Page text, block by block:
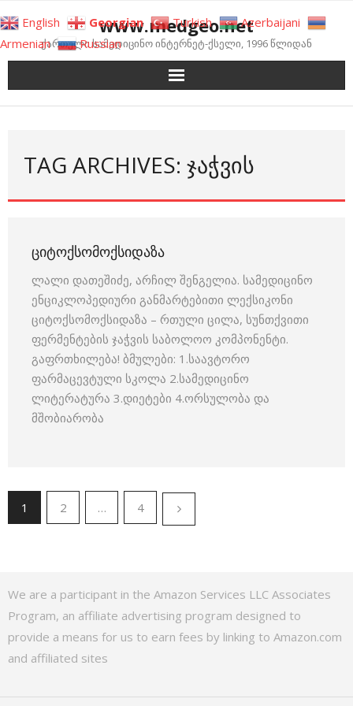
to
content
www.medgeo.net
ქართული სამედიცინო ინტერნეტ-ქსელი, 1996 წლიდან
TAG ARCHIVES: ᲯᲐᲭᲕᲘᲡ
ᲪᲘᲢᲝᲥᲡᲝᲛᲝᲥᲡᲘᲓᲐᲖᲐ
ლალი დათეშიძე, არჩილ შენგელია. სამედიცინო
ენციკლოპედიური განმარტებითი ლექსიკონი
ციტოქსომოქსიდაზა – რთული ცილა, სუნთქვითი
ფერმენტების ჯაჭვის საბოლოო კომპონენტი.
გაფრთხილება! ბმულები: 1.საავტორო
ფარმაცევტული სკოლა 2.სამედიცინო
ლიტერატურა 3.დიეტები 4.ორსულობა და
მშობიარობა
1 2 … 4
We are a participant in the Amazon Services LLC Associates
Program, an affiliate advertising program designed to
provide a means for us to earn fees by linking to Amazon.com
and affiliated sites
English Georgian Turkish
Azerbaijani
Armenian
Russian